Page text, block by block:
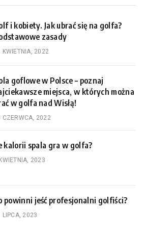
i kobiety. Jak ubrać się na golfa?
zasady
KWIETNIA, 2022
goflowe w Polsce – poznaj
miejsca, w których można
w golfa nad Wisłą!
CZERWCA, 2022
kalorii spala gra w golfa?
2023
powinni jeść profesjonalni golfiści?
LIPCA, 2023